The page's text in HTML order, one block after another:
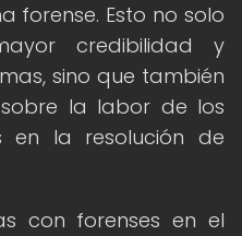
forense. Esto no solo
credibilidad y
sino que también
la labor de los
en la resolución de
con forenses en el